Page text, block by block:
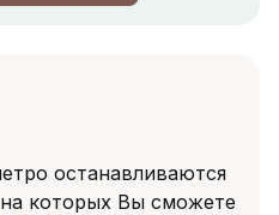
останавливаются
которых Вы сможете